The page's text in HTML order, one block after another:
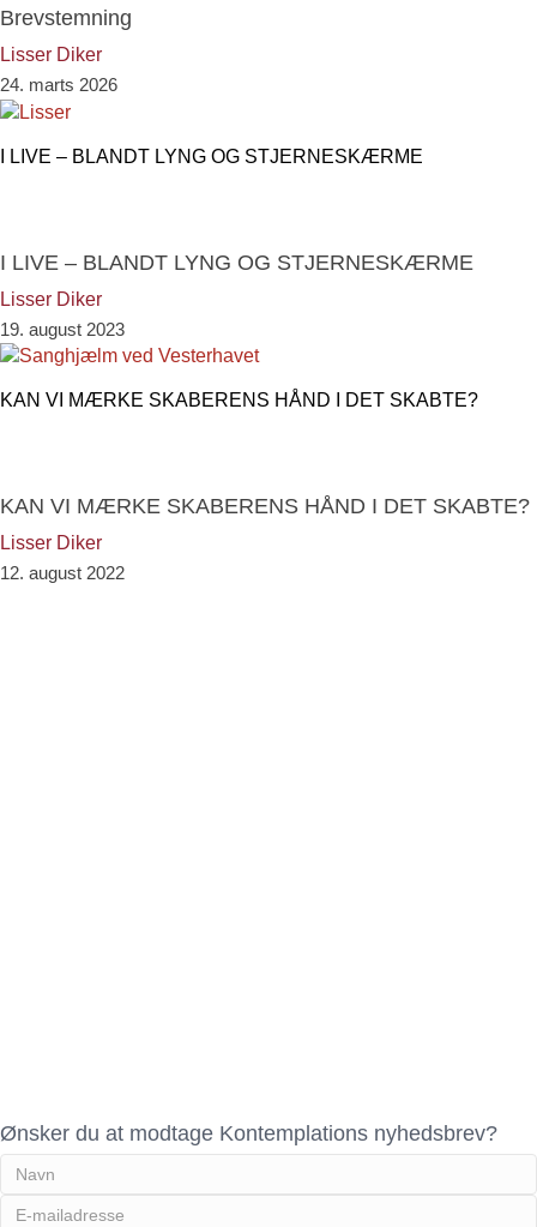
Brevstemning
Lisser Diker
24. marts 2026
I LIVE – BLANDT LYNG OG STJERNESKÆRME
I LIVE – BLANDT LYNG OG STJERNESKÆRME
Lisser Diker
19. august 2023
KAN VI MÆRKE SKABERENS HÅND I DET SKABTE?
KAN VI MÆRKE SKABERENS HÅND I DET SKABTE?
Lisser Diker
12. august 2022
Ønsker du at modtage Kontemplations nyhedsbrev?